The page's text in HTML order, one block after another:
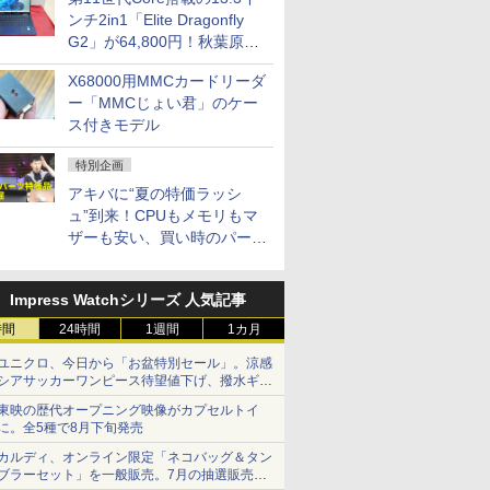
ンチ2in1「Elite Dragonfly
G2」が64,800円！秋葉原で
中古PCセール
X68000用MMCカードリーダ
ー「MMCじょい君」のケー
ス付きモデル
特別企画
アキバに“夏の特価ラッシ
ュ”到来！CPUもメモリもマ
ザーも安い、買い時のパーツ
Impress Watchシリーズ 人気記事
24時間 1週間 1カ月
ニクロ、今日から「お盆特別セール」。涼感
アサッカーワンピース待望値下げ、撥水ギア
ョーツは1990円に
映の歴代オープニング映像がカプセルトイ
。全5種で8月下旬発売
ルディ、オンライン限定「ネコバッグ＆タン
ラーセット」を一般販売。7月の抽選販売の